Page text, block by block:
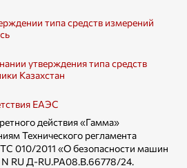
типа средств измерений
утверждения типа средств
Казахстан
ЕАЭС
действия «Гамма»
Технического регламента
010/2011 «О безопасности машин
RU Д-RU.РА08.В.66778/24.